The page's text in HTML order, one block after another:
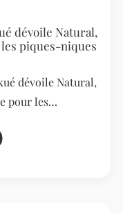
dévoile Natural,
piques-niques
dévoile Natural,
pour les…